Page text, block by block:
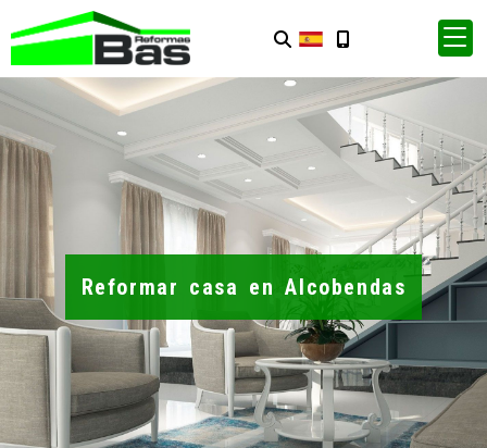
Reformar casa en Alcobendas